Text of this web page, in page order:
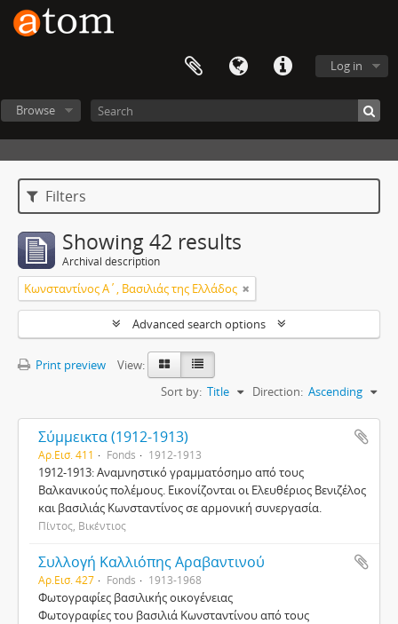
Log in
Browse
Filters
Showing 42 results
Archival description
Κωνσταντίνος Α΄, Βασιλιάς της Ελλάδος
Advanced search options
Print preview
View:
Sort by: Title Direction: Ascending
Σύμμεικτα (1912-1913)
Αρ.Εισ. 411 Fonds 1912-1913
1912-1913: Αναμνηστικό γραμματόσημο από τους
Βαλκανικούς πολέμους. Εικονίζονται οι Ελευθέριος Βενιζέλος
και βασιλιάς Κωνσταντίνος σε αρμονική συνεργασία.
Πίντος, Βικέντιος
Συλλογή Καλλιόπης Αραβαντινού
Αρ.Εισ. 427 Fonds 1913-1968
Φωτογραφίες βασιλικής οικογένειας
Φωτογραφίες του βασιλιά Κωνσταντίνου από τους